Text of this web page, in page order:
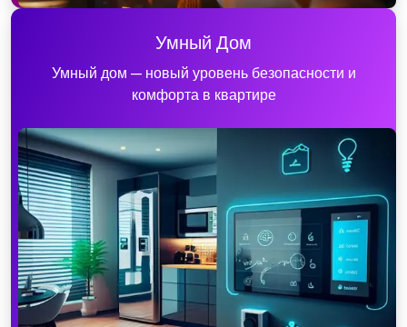
Умный Дом
Умный дом — новый уровень безопасности и
комфорта в квартире